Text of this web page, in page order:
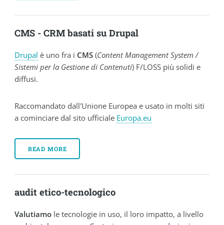
CMS - CRM basati su Drupal
Drupal è uno fra i CMS (Content Management System /
Sistemi per la Gestione di Contenuti) F/LOSS più solidi e
diffusi.
Raccomandato dall'Unione Europea e usato in molti siti
a cominciare dal sito ufficiale Europa.eu
READ MORE
audit etico-tecnologico
Valutiamo le tecnologie in uso, il loro impatto, a livello